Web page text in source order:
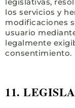
los servicios y
modificaciones
usuario
legalmente
consentimiento.
11.